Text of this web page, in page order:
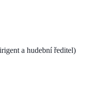
a hudební ředitel)